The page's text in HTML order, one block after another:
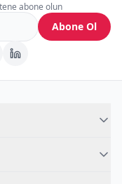
abone olun
Abone Ol